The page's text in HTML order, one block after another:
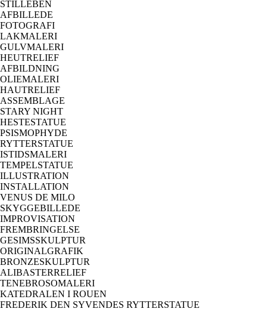
STILLEBEN
AFBILLEDE
FOTOGRAFI
LAKMALERI
GULVMALERI
HEUTRELIEF
AFBILDNING
OLIEMALERI
HAUTRELIEF
ASSEMBLAGE
STARY NIGHT
HESTESTATUE
PSISMOPHYDE
RYTTERSTATUE
ISTIDSMALERI
TEMPELSTATUE
ILLUSTRATION
INSTALLATION
VENUS DE MILO
SKYGGEBILLEDE
IMPROVISATION
FREMBRINGELSE
GESIMSSKULPTUR
ORIGINALGRAFIK
BRONZESKULPTUR
ALIBASTERRELIEF
TENEBROSOMALERI
KATEDRALEN I ROUEN
FREDERIK DEN SYVENDES RYTTERSTATUE